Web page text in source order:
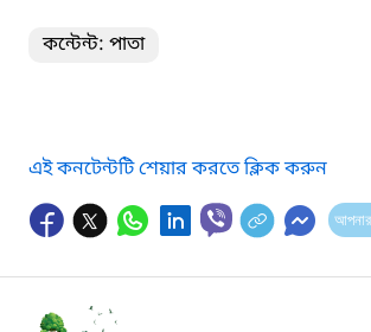
কন্টেন্ট: পাতা
এই কনটেন্টটি শেয়ার করতে ক্লিক করুন